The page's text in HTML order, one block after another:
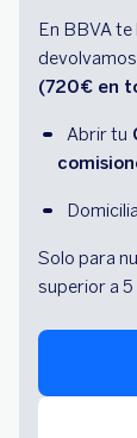
En BBVA
devolvamos
(720€ en
Abrir tu
Solo para
superior a 5